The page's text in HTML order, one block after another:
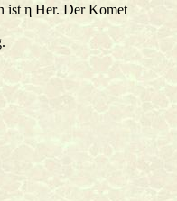
ist η Her. Der Komet